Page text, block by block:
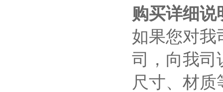
购买详细说
如果您对我
司，向我司
尺寸、材